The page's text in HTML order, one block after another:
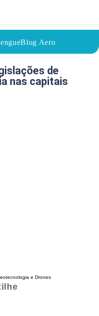
Blog Aero
18/05/2026
de
nas capitais
e Drones